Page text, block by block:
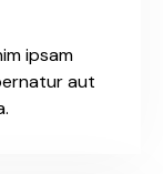
ipsam
aut